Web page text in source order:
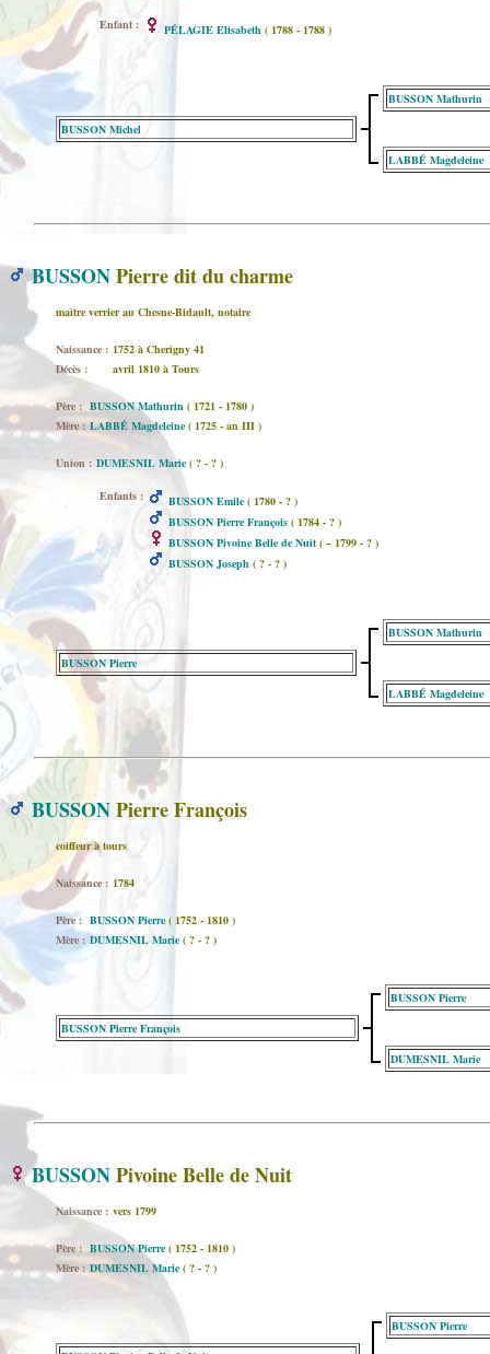
Enfant : PÉLAGIE Elisabeth ( 1788 - 1788 )
BUSSON Michel
BUSSON Mathurin
LABBÉ Magdeleine
BUSSONPierre dit du charme
maître verrier au Chesne-Bidault, notaire
Naissance : 1752 à Cherigny 41
Décès :
avril 1810 à Tours
Père : BUSSON Mathurin ( 1721 - 1780 )
Mère : LABBÉ Magdeleine ( 1725 - an III )
Union : DUMESNIL Marie ( ? - ? )
Enfants : BUSSON Emile ( 1780 - ? )
BUSSON Pierre François ( 1784 - ? )
BUSSON Pivoine Belle de Nuit ( ~ 1799 - ? )
BUSSON Joseph ( ? - ? )
BUSSON Pierre
BUSSON Mathurin
LABBÉ Magdeleine
BUSSONPierre François
coiffeur à tours
Naissance : 1784
Père : BUSSON Pierre ( 1752 - 1810 )
Mère : DUMESNIL Marie ( ? - ? )
BUSSON Pierre François
BUSSON Pierre
DUMESNIL Marie
BUSSONPivoine Belle de Nuit
Naissance : vers 1799
Père : BUSSON Pierre ( 1752 - 1810 )
Mère : DUMESNIL Marie ( ? - ? )
BUSSON Pierre